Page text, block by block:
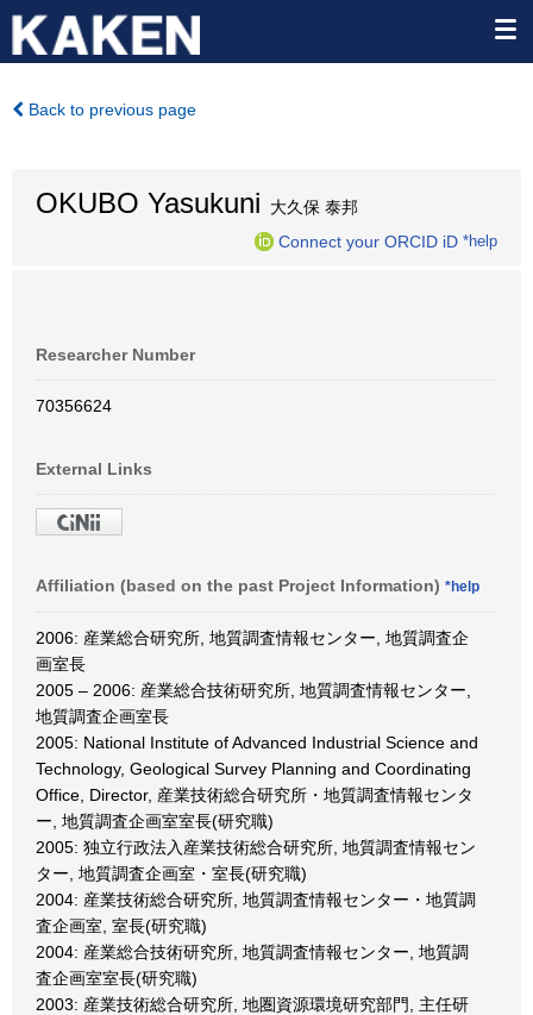
Back to previous page
OKUBO Yasukuni 大久保 泰邦
Connect your ORCID iD *help
Researcher Number
70356624
External Links
Affiliation (based on the past Project Information) *help
2006: 産業総合研究所, 地質調査情報センター, 地質調査企
画室長
2005 – 2006: 産業総合技術研究所, 地質調査情報センター,
地質調査企画室長
2005: National Institute of Advanced Industrial Science and
Technology, Geological Survey Planning and Coordinating
Office, Director, 産業技術総合研究所・地質調査情報センタ
ー, 地質調査企画室室長(研究職)
2005: 独立行政法入産業技術総合研究所, 地質調査情報セン
ター, 地質調査企画室・室長(研究職)
2004: 産業技術総合研究所, 地質調査情報センター・地質調
査企画室, 室長(研究職)
2004: 産業総合技術研究所, 地質調査情報センター, 地質調
査企画室室長(研究職)
2003: 産業技術総合研究所, 地圏資源環境研究部門, 主任研